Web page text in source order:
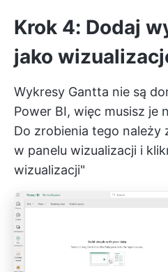
Krok 4: Dodaj
jako
Wykresy Gantta nie są
Power BI, więc musisz je
Do zrobienia tego
w panelu wizualizacji i
wizualizacji"